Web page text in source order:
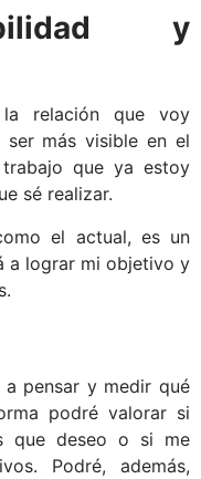
y
relación que voy
ser más visible en el
que ya estoy
sé realizar.
el actual, es un
a lograr mi objetivo y
pensar y medir qué
podré valorar si
que deseo o si me
Podré, además,